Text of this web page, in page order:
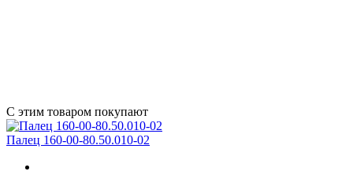
С этим товаром покупают
Палец 160-00-80.50.010-02